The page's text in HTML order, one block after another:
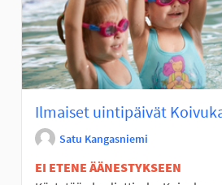
Ilmaiset uintipäivät
Satu Kangasniemi
EI ETENE ÄÄNESTYKSEEN